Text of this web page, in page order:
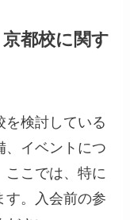
都校に関す
を検討している
、イベントにつ
ここでは、特に
す。入会前の参